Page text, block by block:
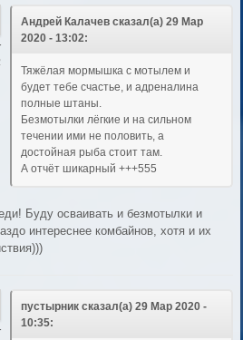
Андрей Калачев сказал(а) 29 Мар
2020 - 13:02:
Тяжёлая мормышка с мотылем и
будет тебе счастье, и адреналина
полные штаны.
Безмотылки лёгкие и на сильном
течении ими не половить, а
достойная рыба стоит там.
А отчёт шикарный +++555
Буду осваивать и безмотылки и
интереснее комбайнов, хотя и их
пустырник сказал(а) 29 Мар 2020 -
10:35: